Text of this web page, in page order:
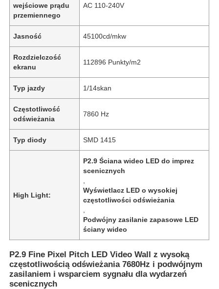
wejściowe prądu
przemiennego
AC 110-240V
Jasność 45100cd/mkw
Rozdzielczość
ekranu
112896 Punkty/m2
Typ jazdy 1/14skan
Częstotliwość
odświeżania
7860 Hz
Typ diody SMD 1415
High Light:
P2.9 Ściana wideo LED do imprez
scenicznych
Wyświetlacz LED o wysokiej
częstotliwości odświeżania
Podwójny zasilanie zapasowe LED
ściany wideo
P2.9 Fine Pixel Pitch LED Video Wall z wysoką
częstotliwością odświeżania 7680Hz i podwójnym
zasilaniem i wsparciem sygnału dla wydarzeń
scenicznych